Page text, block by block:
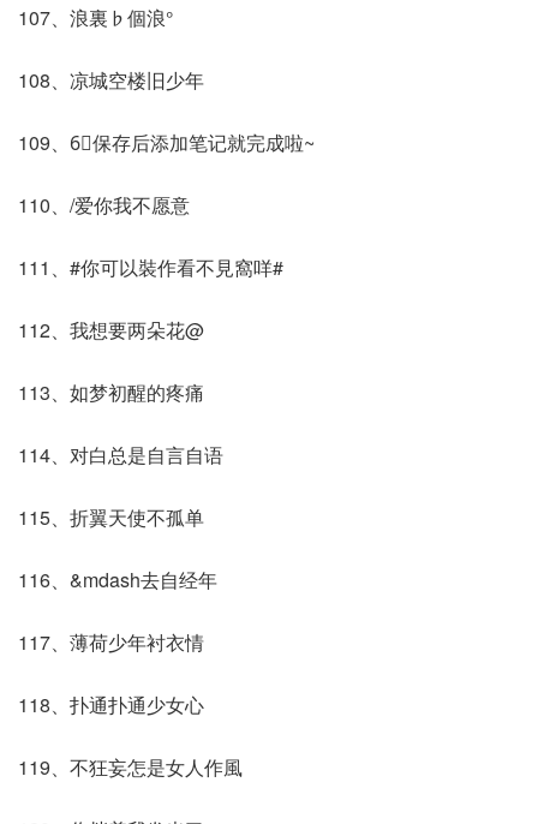
107、浪裏♭個浪°
108、凉城空楼旧少年
109、6⃣️保存后添加笔记就完成啦~
110、/爱你我不愿意
111、#你可以裝作看不見窩咩#
112、我想要两朵花@
113、如梦初醒的疼痛
114、对白总是自言自语
115、折翼天使不孤单
116、&mdash去自经年
117、薄荷少年衬衣情
118、扑通扑通少女心
119、不狂妄怎是女人作風